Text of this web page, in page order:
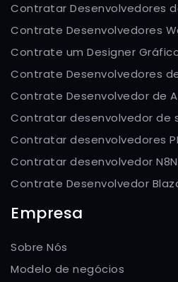
Contratar Desenvolvedores
Contrate Desenvolvedores
Contrate um Designer
Contrate Desenvolvedores
Contrate Desenvolvedor de
Contratar desenvolvedor de
Contratar desenvolvedores
Contratar desenvolvedor N8N
Contrate Desenvolvedor
Empresa
Sobre Nós
Modelo de negócios